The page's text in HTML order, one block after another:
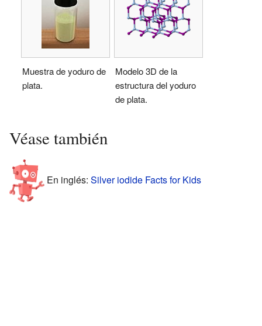
Muestra de yoduro de
plata.
Modelo 3D de la
estructura del yoduro
de plata.
Véase también
En inglés: Silver iodide Facts for Kids